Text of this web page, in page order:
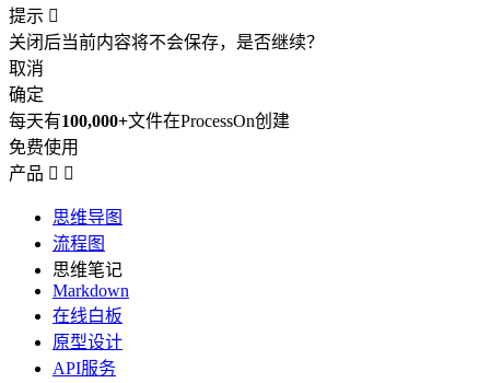
提示 
关闭后当前内容将不会保存，是否继续？
取消
确定
每天有100,000+文件在ProcessOn创建
免费使用
产品  
思维导图
流程图
思维笔记
Markdown
在线白板
原型设计
API服务